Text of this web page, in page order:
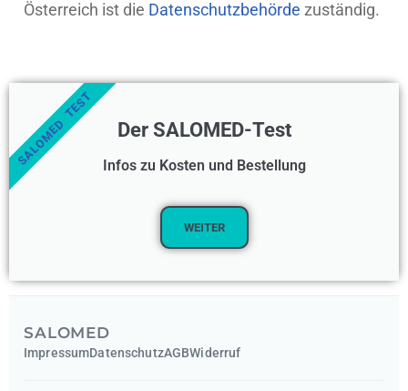
Österreich ist die Datenschutzbehörde zuständig.
Der SALOMED-Test
Infos zu Kosten und Bestellung
WEITER
SALOMED TEST
SALOMED
ImpressumDatenschutzAGBWiderruf